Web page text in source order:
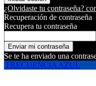
¿Olvidaste tu contraseña?
Recuperación de contraseña
Recupera tu contraseña
Se te ha enviado una
FRECUENCIA AZUL